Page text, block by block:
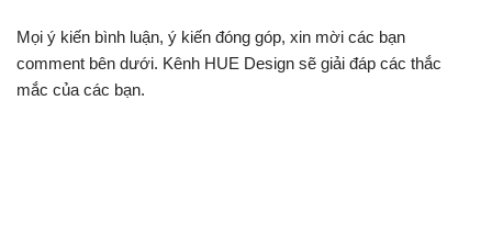
Mọi ý kiến bình luận, ý kiến đóng góp, xin mời các bạn
comment bên dưới. Kênh HUE Design sẽ giải đáp các thắc
mắc của các bạn.